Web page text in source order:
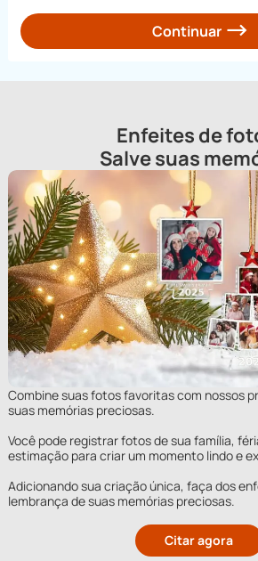
Continuar
Enfeites de
Salve suas
Combine suas fotos favoritas com nossos
suas memórias preciosas.
Você pode registrar fotos de sua família,
estimação para criar um momento lindo e
Adicionando sua criação única, faça dos
lembrança de suas memórias preciosas.
Citar agora